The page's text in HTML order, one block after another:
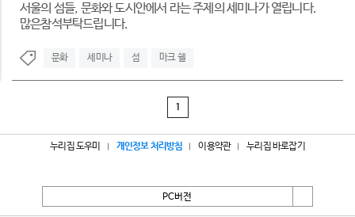
서울의 섬들, 문화와 도시안에서 라는 주제의 세미나가 열립니다.
많은참석부탁드립니다.
문화 세미나 섬 마크 쉘
1
누리집 도우미 개인정보 처리방침 이용약관 누리집 바로잡기
PC버전